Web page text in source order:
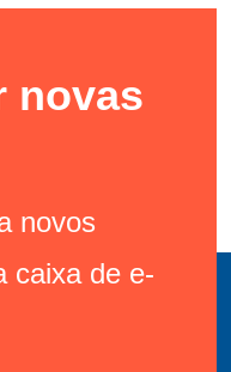
novas
novos
caixa de e-